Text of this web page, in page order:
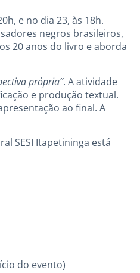
e no dia 23, às 18h.
negros brasileiros,
20 anos do livro e aborda
própria”. A atividade
e produção textual.
ao final. A
SESI Itapetininga está
do evento)